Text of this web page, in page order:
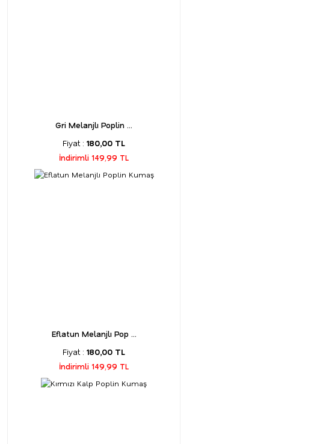
Gri Melanjlı Poplin ...
Fiyat : 180,00 TL
İndirimli 149,99 TL
Eflatun Melanjlı Pop ...
Fiyat : 180,00 TL
İndirimli 149,99 TL